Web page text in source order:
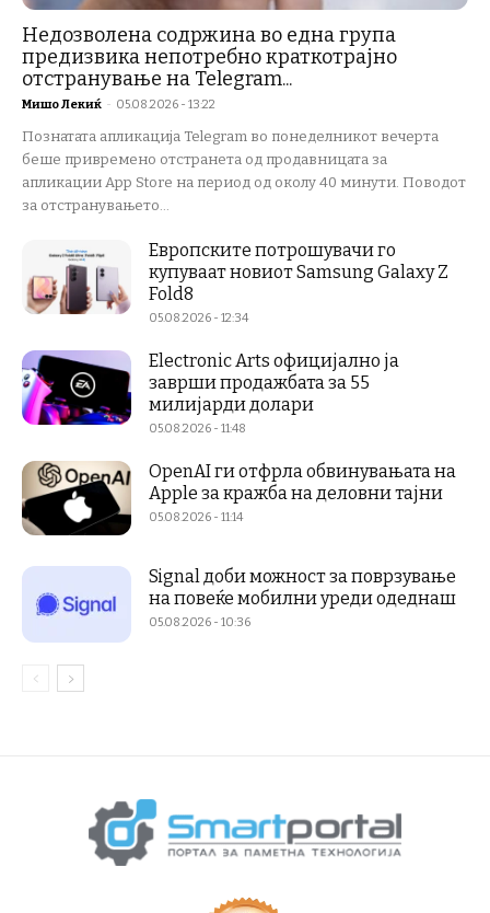
Недозволена содржина во една група
предизвика непотребно краткотрајно
отстранување на Telegram...
Мишо Лекиќ - 05.08.2026 - 13:22
Познатата апликација Telegram во понеделникот вечерта
беше привремено отстранета од продавницата за
апликации App Store на период од околу 40 минути. Поводот
за отстранувањето...
Европските потрошувачи го
купуваат новиот Samsung Galaxy Z
Fold8
05.08.2026 - 12:34
Electronic Arts официјално ја
заврши продажбата за 55
милијарди долари
05.08.2026 - 11:48
OpenAI ги отфрла обвинувањата на
Apple за кражба на деловни тајни
05.08.2026 - 11:14
Signal доби можност за поврзување
на повеќе мобилни уреди одеднаш
05.08.2026 - 10:36